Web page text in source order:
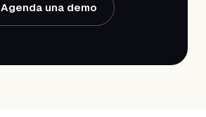
Agenda una demo